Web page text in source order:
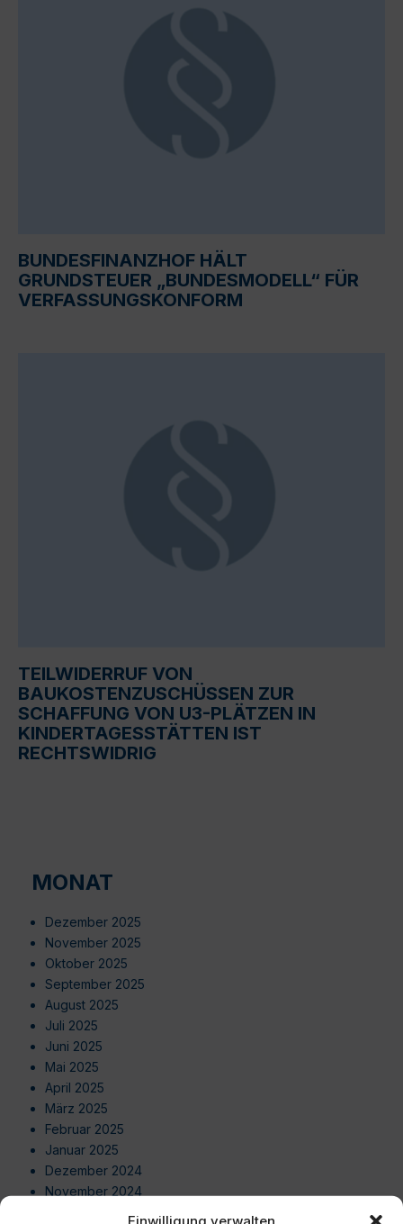
BUNDESFINANZHOF HÄLT
GRUNDSTEUER „BUNDESMODELL“ FÜR
VERFASSUNGSKONFORM
TEILWIDERRUF VON
BAUKOSTENZUSCHÜSSEN ZUR
SCHAFFUNG VON U3-PLÄTZEN IN
KINDERTAGESSTÄTTEN IST
RECHTSWIDRIG
MONAT
Dezember 2025
November 2025
Oktober 2025
September 2025
August 2025
Juli 2025
Juni 2025
Mai 2025
April 2025
März 2025
Februar 2025
Januar 2025
Dezember 2024
November 2024